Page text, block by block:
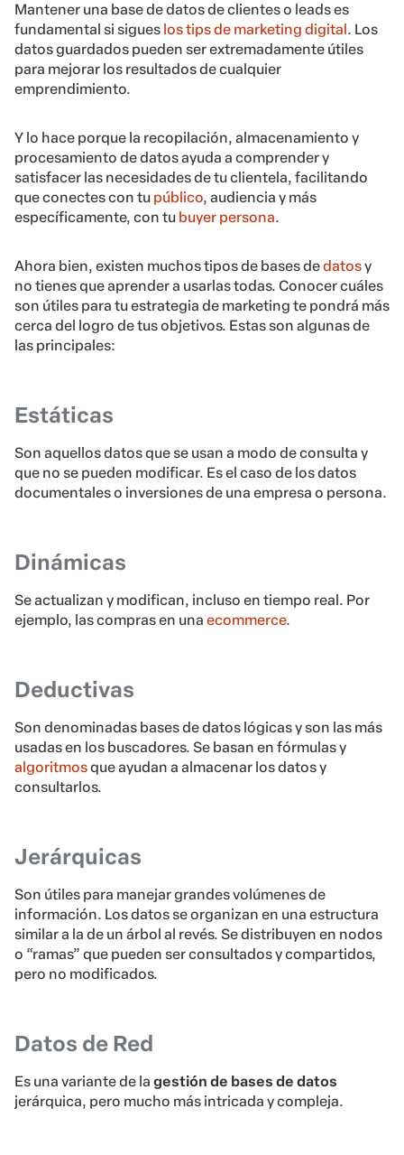
Mantener una base de datos de clientes o leads es
fundamental si sigues los tips de marketing digital . Los
datos guardados pueden ser extremadamente útiles
para mejorar los resultados de cualquier
emprendimiento.
Y lo hace porque la recopilación, almacenamiento y
procesamiento de datos ayuda a comprender y
satisfacer las necesidades de tu clientela, facilitando
que conectes con tu público, audiencia y más
específicamente, con tu buyer persona.
Ahora bien, existen muchos tipos de bases dedatosy
no tienes que aprender a usarlas todas. Conocer cuáles
son útiles para tu estrategia de marketing te pondrá más
cerca del logro de tus objetivos. Estas son algunas de
las principales:
Estáticas
Son aquellos datos que se usan a modo de consulta y
que no se pueden modificar. Es el caso de los datos
documentales o inversiones de una empresa o persona.
Dinámicas
Se actualizan y modifican, incluso en tiempo real. Por
ejemplo, las compras en una ecommerce.
Deductivas
Son denominadas bases de datos lógicas y son las más
usadas en los buscadores. Se basan en fórmulas y
algoritmosque ayudan a almacenar los datos y
consultarlos.
Jerárquicas
Son útiles para manejar grandes volúmenes de
información. Los datos se organizan en una estructura
similar a la de un árbol al revés. Se distribuyen en nodos
o “ramas” que pueden ser consultados y compartidos,
pero no modificados.
Datos de Red
Es una variante de la gestión de bases de datos
jerárquica, pero mucho más intricada y compleja.